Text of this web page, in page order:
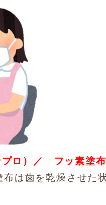
ロ）／ フッ素塗
布は歯を乾燥させた